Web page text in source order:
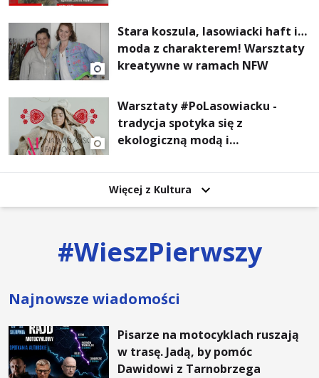
Stara koszula, lasowiacki haft i…
moda z charakterem! Warsztaty
kreatywne w ramach NFW
Warsztaty #PoLasowiacku -
tradycja spotyka się z
ekologiczną modą i
Więcej z Kultura
#WieszPierwszy
Najnowsze wiadomości
Pisarze na motocyklach ruszają
w trasę. Jadą, by pomóc
Dawidowi z Tarnobrzega